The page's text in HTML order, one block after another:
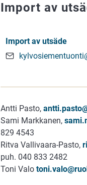
Import av
Import av utsäde
Antti Pasto,
Sami Markkanen,
829 4543
Ritva Vallivaara-Pasto,
puh. 040 833 2482
Toni Valo